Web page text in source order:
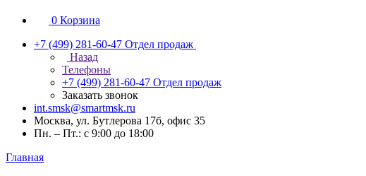
0 Корзина
+7 (499) 281-60-47 Отдел продаж
Назад
Телефоны
+7 (499) 281-60-47 Отдел продаж
Заказать звонок
int.smsk@smartmsk.ru
Москва, ул. Бутлерова 17б, офис 35
Пн. – Пт.: с 9:00 до 18:00
Главная